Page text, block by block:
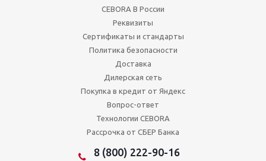
CEBORA В России
Реквизиты
Сертификаты и стандарты
Политика безопасности
Доставка
Дилерская сеть
Покупка в кредит от Яндекс
Вопрос-ответ
Технологии CEBORA
Рассрочка от СБЕР Банка
8 (800) 222-90-16